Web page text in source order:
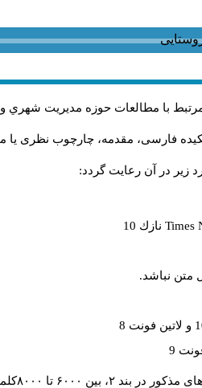
با مطالعات حوزه مديريت شهري
فارسی، مقدمه، چارچوب نظری یا
زير در آن رعايت گردد:
Times نازك 10
متن نباشد.
۶۰۰۰ تا ۸۰۰۰کلمه باشد.